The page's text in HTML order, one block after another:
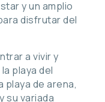
y un amplio
disfrutar del
a vivir y
playa del
playa de arena,
su variada